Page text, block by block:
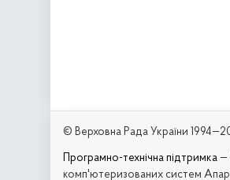
© Верховна Рада України
Програмно-технічна підтримка —
комп'ютеризованих систем